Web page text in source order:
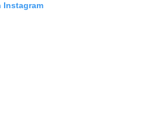
Instagram